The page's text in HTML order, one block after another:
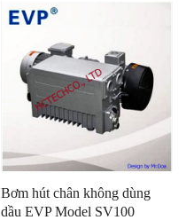
Bơm hút chân không dùng
dầu EVP Model SV100